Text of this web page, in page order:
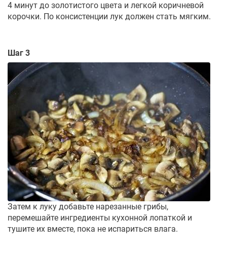
4 минут до золотистого цвета и легкой коричневой
корочки. По консистенции лук должен стать мягким.
Шаг 3
Затем к луку добавьте нарезанные грибы,
перемешайте ингредиенты кухонной лопаткой и
тушите их вместе, пока не испариться влага.